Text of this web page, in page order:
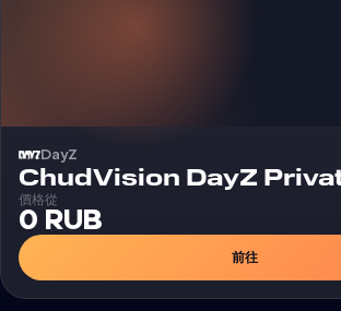
DayZ
ChudVision DayZ
價格從
0 RUB
前往